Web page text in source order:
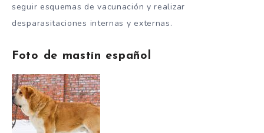
seguir esquemas de vacunación y realizar
desparasitaciones internas y externas.
Foto de mastín español